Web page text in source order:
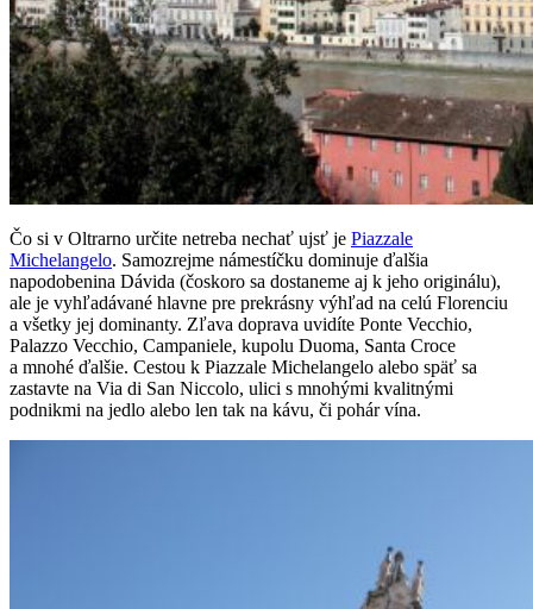
Čo si v Oltrarno určite netreba nechať ujsť je Piazzale
Michelangelo. Samozrejme námestíčku dominuje ďalšia
napodobenina Dávida (čoskoro sa dostaneme aj k jeho originálu),
ale je vyhľadávané hlavne pre prekrásny výhľad na celú Florenciu
a všetky jej dominanty. Zľava doprava uvidíte Ponte Vecchio,
Palazzo Vecchio, Campaniele, kupolu Duoma, Santa Croce
a mnohé ďalšie. Cestou k Piazzale Michelangelo alebo späť sa
zastavte na Via di San Niccolo, ulici s mnohými kvalitnými
podnikmi na jedlo alebo len tak na kávu, či pohár vína.